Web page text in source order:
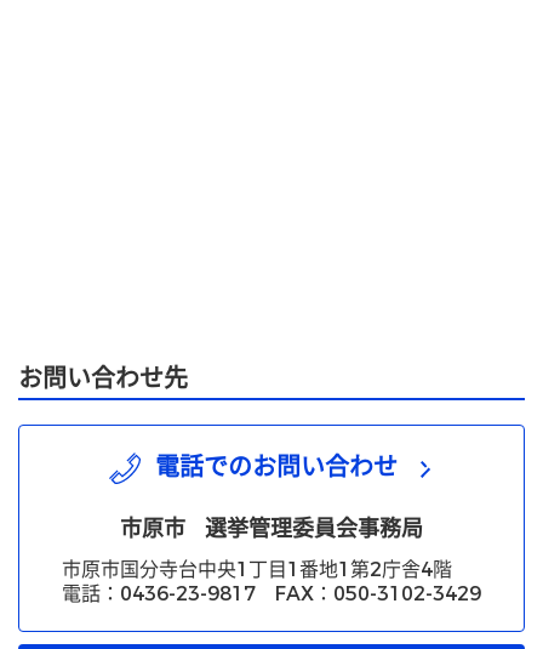
お問い合わせ先
電話でのお問い合わせ
市原市 選挙管理委員会事務局
市原市国分寺台中央1丁目1番地1第2庁舎4階
電話：0436-23-9817 FAX：050-3102-3429